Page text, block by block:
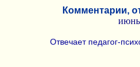
Комментарии,
Отвечает педагог-